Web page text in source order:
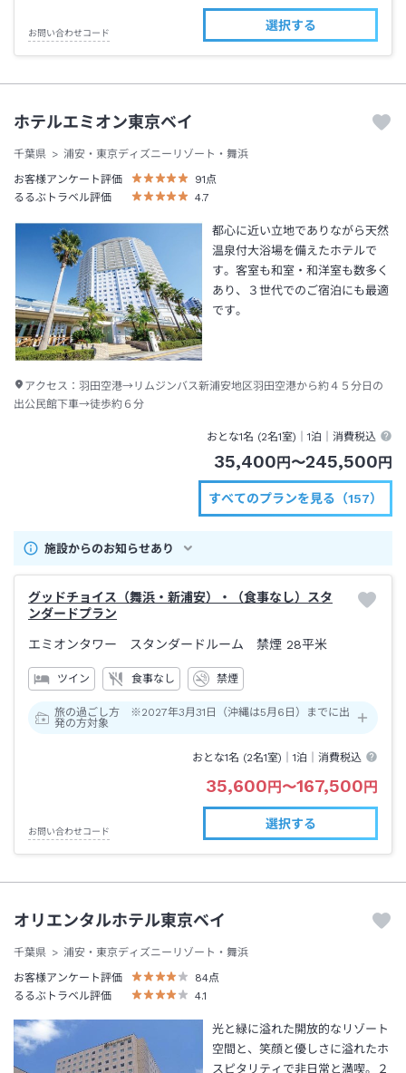
お問い合わせコード
選択する
ホテルエミオン東京ベイ
千葉県
浦安・東京ディズニーリゾート・舞浜
お客様アンケート評価
91 点
るるぶトラベル評価
4.7
都心に近い立地でありながら天然
温泉付大浴場を備えたホテルで
す。客室も和室・和洋室も数多く
あり、３世代でのご宿泊にも最適
です。
アクセス： 羽田空港→リムジンバス新浦安地区羽田空港から約４５分日の
出公民館下車→徒歩約６分
おとな1名 (2名1室)｜1泊 ｜消費税込
35,400 円 〜245,500 円
すべてのプランを見る（157）
施設からのお知らせあり
グッドチョイス（舞浜・新浦安）・（食事なし）スタ
ンダードプラン
エミオンタワー スタンダードルーム 禁煙 28平米
ツイン 食事なし 禁煙
旅の過ごし方 ※2027年3月31日（沖縄は5月6日）までに出
発の方対象
おとな1名 (2名1室)｜1泊 ｜消費税込
35,600 円 〜167,500 円
お問い合わせコード
選択する
オリエンタルホテル東京ベイ
千葉県
浦安・東京ディズニーリゾート・舞浜
お客様アンケート評価
84点
るるぶトラベル評価
4.1
光と緑に溢れた開放的なリゾート
空間と、笑顔と優しさに溢れたホ
スピタリティで非日常と満喫。２